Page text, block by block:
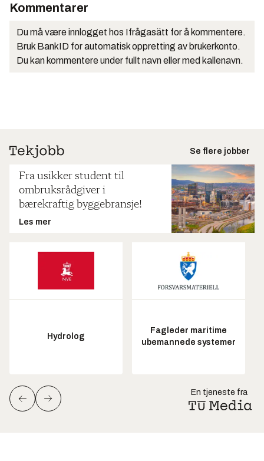
Kommentarer
Du må være innlogget hos Ifrågasätt for å kommentere.
Bruk BankID for automatisk oppretting av brukerkonto.
Du kan kommentere under fullt navn eller med kallenavn.
Se flere jobber
Fra usikker student til
ombruksrådgiver i
bærekraftig byggebransje!
Les mer
Hydrolog
Fagleder maritime
ubemannede systemer
En tjeneste fra